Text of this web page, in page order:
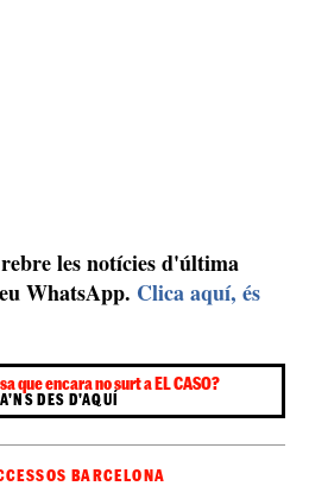
les notícies d'última
WhatsApp. Clica aquí, és
que encara no surt a EL CASO?
DES D'AQUÍ
BARCELONA